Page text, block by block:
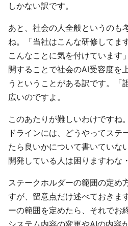
しかない訳です。
あと、社会の人全般というのも
ね。「当社はこんな研修してま
こんなことに気を付けています
開することで社会のAI受容度を
うということがある訳です。「
広いのですよ。
このあたりが難しいわけですね
ドラインには、どうやってステ
たら良いかについて書いていな
開発している人は困りますわな
ステークホルダーの範囲の定め
すが、留意点だけ述べておきま
ーの範囲を定めたら、それでお
システム内容の変更やAIの内容